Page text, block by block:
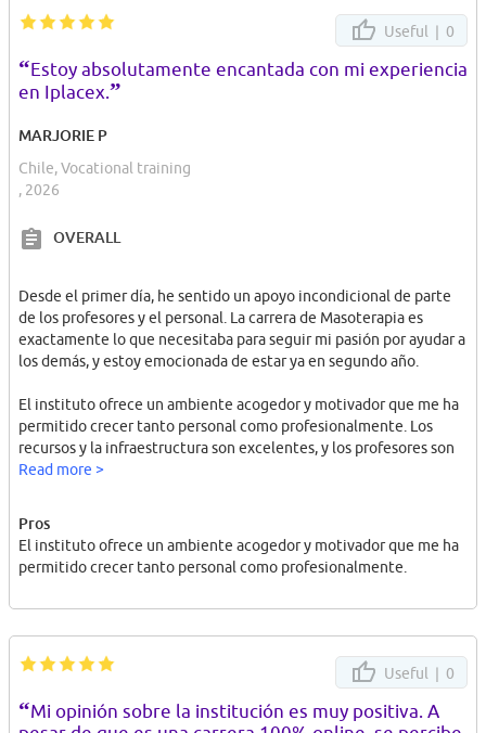
convalidar otra de similares características.. que era algo que
tambien quería... puedo decir que en 3 años pude obtener 2
títulos técnicos....
Tec. En educación diferencial y especial
Useful | 0
“Estoy absolutamente encantada con mi experiencia
en Iplacex.”
MARJORIE P
Chile, Vocational training
, 2026
OVERALL
Desde el primer día, he sentido un apoyo incondicional de parte
de los profesores y el personal. La carrera de Masoterapia es
exactamente lo que necesitaba para seguir mi pasión por ayudar a
los demás, y estoy emocionada de estar ya en segundo año.
El instituto ofrece un ambiente acogedor y motivador que me ha
permitido crecer tanto personal como profesionalmente. Los
recursos y la infraestructura son excelentes, y los profesores son
expertos en su área que comparten su conocimiento con pasión.
Masoterapia. Estoy segura de que la formación que estoy
recibiendo me permitirá alcanzar mis objetivos y hacer una
diferencia en la vida de las personas.
Read more >
Pros
El instituto ofrece un ambiente acogedor y motivador que me ha
permitido crecer tanto personal como profesionalmente.
Useful | 0
“Mi opinión sobre la institución es muy positiva. A